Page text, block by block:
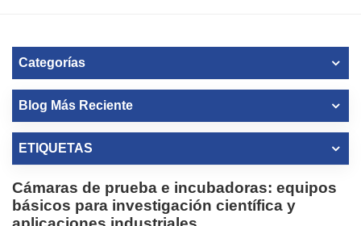
Categorías
Blog Más Reciente
ETIQUETAS
Cámaras de prueba e incubadoras: equipos
básicos para investigación científica y